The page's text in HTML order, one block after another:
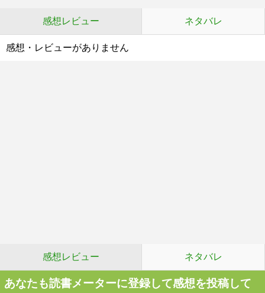
感想レビュー ネタバレ
感想・レビューがありません
感想レビュー ネタバレ
あなたも読書メーターに登録して感想を投稿して